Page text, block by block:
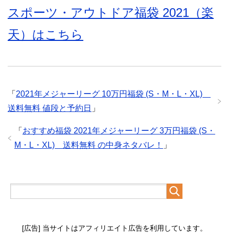
スポーツ・アウトドア福袋 2021（楽
天）はこちら
「 2021年メジャーリーグ 10万円福袋 (S・M・L・XL)
送料無料 値段と予約日 」
「 おすすめ福袋 2021年メジャーリーグ 3万円福袋 (S・
M・L・XL) 送料無料 の中身ネタバレ！
」
[広告] 当サイトはアフィリエイト広告を利用しています。